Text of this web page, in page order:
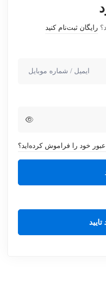
رایگان ثبت‌نام کنید
خود را فراموش کرده‌اید؟